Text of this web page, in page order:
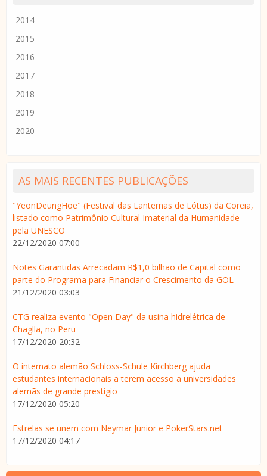
2014
2015
2016
2017
2018
2019
2020
AS MAIS RECENTES PUBLICAÇÕES
"YeonDeungHoe" (Festival das Lanternas de Lótus) da Coreia,
listado como Patrimônio Cultural Imaterial da Humanidade
pela UNESCO
22/12/2020 07:00
Notes Garantidas Arrecadam R$1,0 bilhão de Capital como
parte do Programa para Financiar o Crescimento da GOL
21/12/2020 03:03
CTG realiza evento "Open Day" da usina hidrelétrica de
Chaglla, no Peru
17/12/2020 20:32
O internato alemão Schloss-Schule Kirchberg ajuda
estudantes internacionais a terem acesso a universidades
alemãs de grande prestígio
17/12/2020 05:20
Estrelas se unem com Neymar Junior e PokerStars.net
17/12/2020 04:17